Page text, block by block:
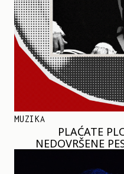
MUZIKA
PLAĆATE
NEDOVRŠENE